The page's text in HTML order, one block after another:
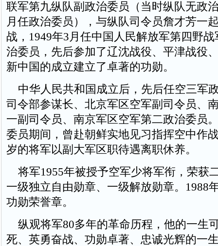
联军第九纵队副政治委员（当时纵队无政
月任政治委员），与纵队司令员詹才芳一
战，1949年3月任中国人民解放军第四野
治委员，先后参加了辽沈战役、平津战役
新中国的成立建立了卓著的功勋。
中华人民共和国成立后，先后任空三军
司令部参谋长、北京军区空军副司令员、
一副司令员、南京军区空军第二政治委员
委员期间，曾赴朝鲜实地见习指挥空中作
岁的将军以副大军区职待遇离职休养。
将军1955年被授予空军少将军衔，荣获
一级独立自由勋章、一级解放勋章。1988
功勋荣誉章。
纵观将军80多年的革命历程，他的一生
死、英勇奋战、功勋卓著、忠诚光辉的一